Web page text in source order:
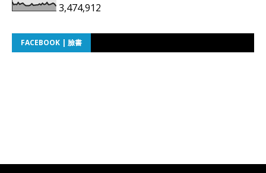
3,474,912
FACEBOOK | 臉書